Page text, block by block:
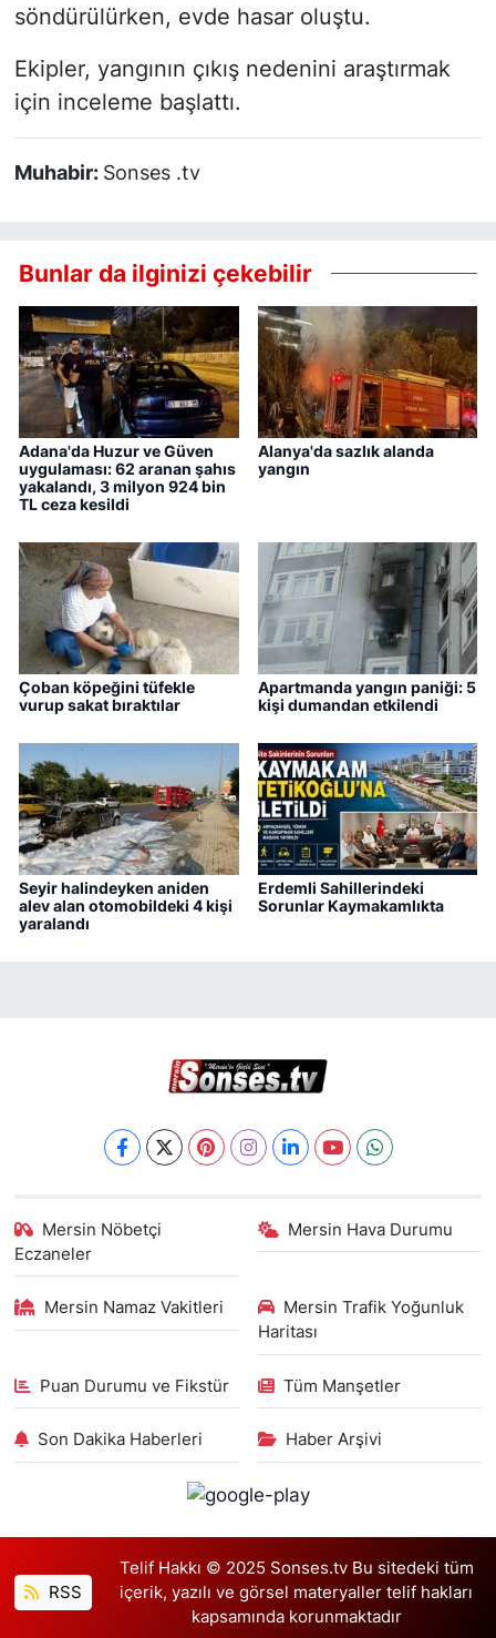
söndürülürken, evde hasar oluştu.
Ekipler, yangının çıkış nedenini araştırmak
için inceleme başlattı.
Muhabir: Sonses .tv
Bunlar da ilginizi çekebilir
Adana'da Huzur ve Güven
uygulaması: 62 aranan şahıs
yakalandı, 3 milyon 924 bin
TL ceza kesildi
Alanya'da sazlık alanda
yangın
Çoban köpeğini tüfekle
vurup sakat bıraktılar
Apartmanda yangın paniği: 5
kişi dumandan etkilendi
Seyir halindeyken aniden
alev alan otomobildeki 4 kişi
yaralandı
Erdemli Sahillerindeki
Sorunlar Kaymakamlıkta
Mersin Nöbetçi
Eczaneler
Mersin Hava Durumu
Mersin Namaz Vakitleri
Mersin Trafik Yoğunluk
Haritası
Puan Durumu ve Fikstür Tüm Manşetler
Son Dakika Haberleri Haber Arşivi
RSS
Telif Hakkı © 2025 Sonses.tv Bu sitedeki tüm
içerik, yazılı ve görsel materyaller telif hakları
kapsamında korunmaktadır